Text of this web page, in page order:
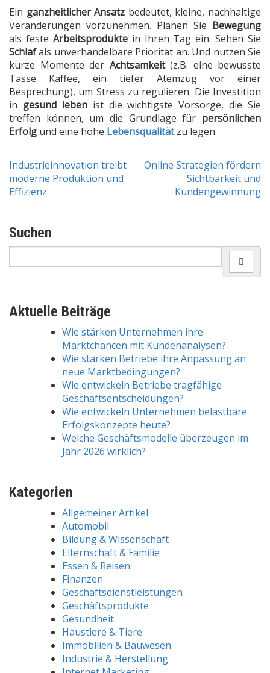
Ein ganzheitlicher Ansatz bedeutet, kleine, nachhaltige
Veränderungen vorzunehmen. Planen Sie Bewegung
als feste Arbeitsproduktein Ihren Tag ein. Sehen Sie
Schlafals unverhandelbare Priorität an. Und nutzen Sie
kurze Momente der Achtsamkeit(z.B. eine bewusste
Tasse Kaffee, ein tiefer Atemzug vor einer
Besprechung), um Stress zu regulieren. Die Investition
in gesund lebenist die wichtigste Vorsorge, die Sie
treffen können, um die Grundlage für persönlichen
Erfolg und eine hohe Lebensqualität zu legen.
Post
navigation
Industrieinnovation treibt
moderne Produktion und
Effizienz
Online Strategien fördern
Sichtbarkeit und
Kundengewinnung
Suchen
for:
Aktuelle Beiträge
Wie stärken Unternehmen ihre
Marktchancen mit Kundenanalysen?
Wie stärken Betriebe ihre Anpassung an
neue Marktbedingungen?
Wie entwickeln Betriebe tragfähige
Geschäftsentscheidungen?
Wie entwickeln Unternehmen belastbare
Erfolgskonzepte heute?
Welche Geschäftsmodelle überzeugen im
Jahr 2026 wirklich?
Kategorien
Allgemeiner Artikel
Automobil
Bildung & Wissenschaft
Elternschaft & Familie
Essen & Reisen
Finanzen
Geschäftsdienstleistungen
Geschäftsprodukte
Gesundheit
Haustiere & Tiere
Immobilien & Bauwesen
Industrie & Herstellung